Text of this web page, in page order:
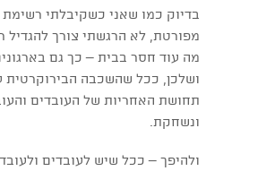
בדיוק כמו שאני כשקיבלתי רשימת
מפורטת, לא הרגשתי צורך להגדיל
מה עוד חסר בבית – כך גם
ושלכן, ככל שהשכבה הבירוקרטית
תחושת האחריות של העובדים
ונשחקת.
ולהיפך – ככל שיש לעובדים